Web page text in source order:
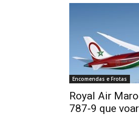
Encomendas e Frotas
Royal Air
787-9 que